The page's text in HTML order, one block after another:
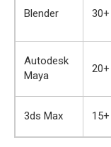
Blender 30+
Autodesk
Maya
20+
3ds Max 15+